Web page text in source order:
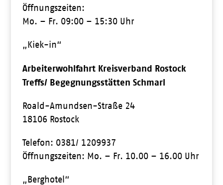
Öffnungszeiten:
Mo. – Fr. 09:00 – 15:30 Uhr
„Kiek-in“
Arbeiterwohlfahrt Kreisverband Rostock
Treffs/ Begegnungsstätten Schmarl
Roald-Amundsen-Straße 24
18106 Rostock
Telefon: 0381/ 1209937
Öffnungszeiten: Mo. – Fr. 10.00 – 16.00 Uhr
„Berghotel“